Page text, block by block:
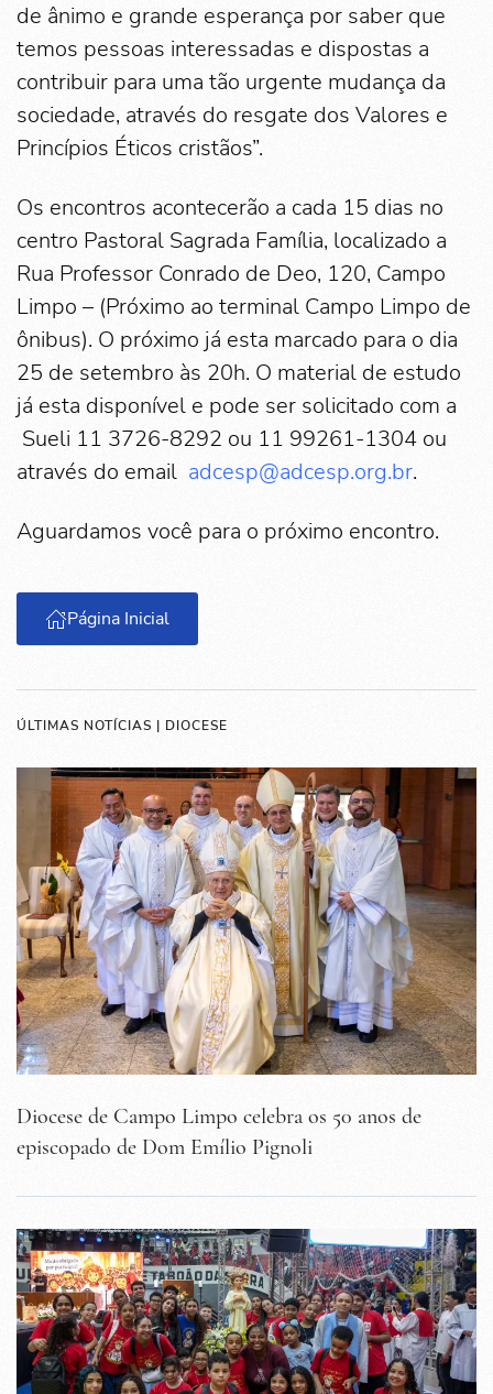
de ânimo e grande esperança por saber que
temos pessoas interessadas e dispostas a
contribuir para uma tão urgente mudança da
sociedade, através do resgate dos Valores e
Princípios Éticos cristãos”.
Os encontros acontecerão a cada 15 dias no
centro Pastoral Sagrada Família, localizado a
Rua Professor Conrado de Deo, 120, Campo
Limpo – (Próximo ao terminal Campo Limpo de
ônibus). O próximo já esta marcado para o dia
25 de setembro às 20h. O material de estudo
já esta disponível e pode ser solicitado com a
Sueli 11 3726-8292 ou 11 99261-1304 ou
através do email adcesp@adcesp.org.br.
Aguardamos você para o próximo encontro.
Página Inicial
ÚLTIMAS NOTÍCIAS | DIOCESE
Diocese de Campo Limpo celebra os 50 anos de
episcopado de Dom Emílio Pignoli